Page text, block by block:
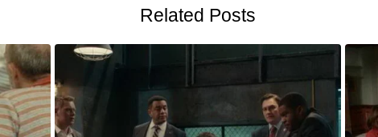
Related Posts